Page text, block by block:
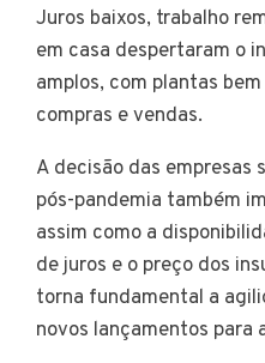
Juros baixos, trabalho
em casa despertaram o
amplos, com plantas
compras e vendas.
A decisão das empresas
pós-pandemia também
assim como a
de juros e o preço dos
torna fundamental a
novos lançamentos para